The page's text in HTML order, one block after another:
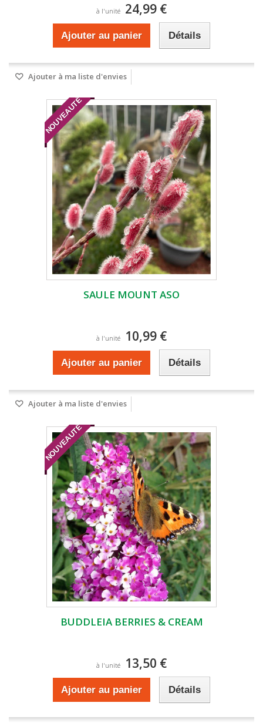
à l'unité 24,99 €
Ajouter au panier Détails
Ajouter à ma liste d'envies
NOUVEAUTÉ
SAULE MOUNT ASO
à l'unité 10,99 €
Ajouter au panier Détails
Ajouter à ma liste d'envies
NOUVEAUTÉ
BUDDLEIA BERRIES & CREAM
à l'unité 13,50 €
Ajouter au panier Détails